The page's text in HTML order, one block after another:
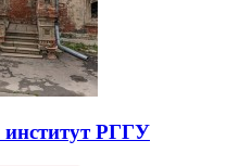
РГГУ